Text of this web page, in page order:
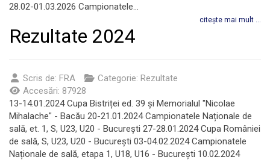
28.02-01.03.2026 Campionatele...
citește mai mult ...
Rezultate 2024
Scris de: FRA Categorie: Rezultate
Accesări: 87928
13-14.01.2024 Cupa Bistriței ed. 39 și Memorialul "Nicolae
Mihalache" - Bacău 20-21.01.2024 Campionatele Naționale de
sală, et. 1, S, U23, U20 - București 27-28.01.2024 Cupa României
de sală, S, U23, U20 - București 03-04.02.2024 Campionatele
Naționale de sală, etapa 1, U18, U16 - București 10.02.2024